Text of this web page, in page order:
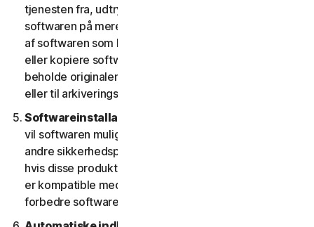
tjenesten fra, udtrykkeligt tillader dig at bruge
softwaren på mere end en enhed. Du må tage én kopi
af softwaren som backup eller til arkiveringsformål
eller kopiere softwaren til harddisken på din enhed og
beholde originalen, dog kun med henblik på backup
eller til arkiveringsformål.
Softwareinstallation.
vil softwaren muligvis afinstallere eller deaktivere
andre sikkerhedsprodukter/-tjenester eller dele heraf,
hvis disse produkter/tjenester eller dele af dem ikke
er kompatible med softwaren eller med henblik på at
forbedre softwarens overordnede funktionalitet.